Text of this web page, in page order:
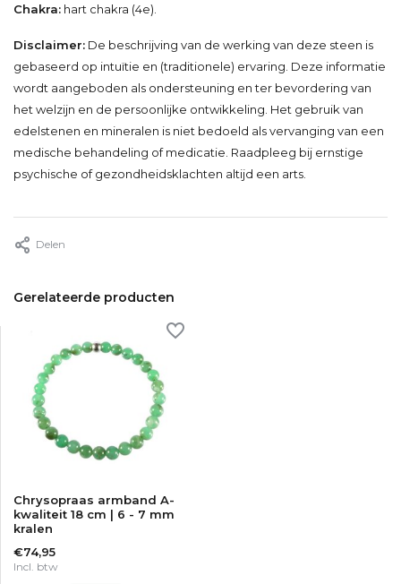
Chakra: hart chakra (4e).
Disclaimer: De beschrijving van de werking van deze steen is
gebaseerd op intuïtie en (traditionele) ervaring. Deze informatie
wordt aangeboden als ondersteuning en ter bevordering van
het welzijn en de persoonlijke ontwikkeling. Het gebruik van
edelstenen en mineralen is niet bedoeld als vervanging van een
medische behandeling of medicatie. Raadpleeg bij ernstige
psychische of gezondheidsklachten altijd een arts.
Delen
Gerelateerde producten
Chrysopraas armband A-
kwaliteit 18 cm | 6 - 7 mm
kralen
€74,95
Incl. btw